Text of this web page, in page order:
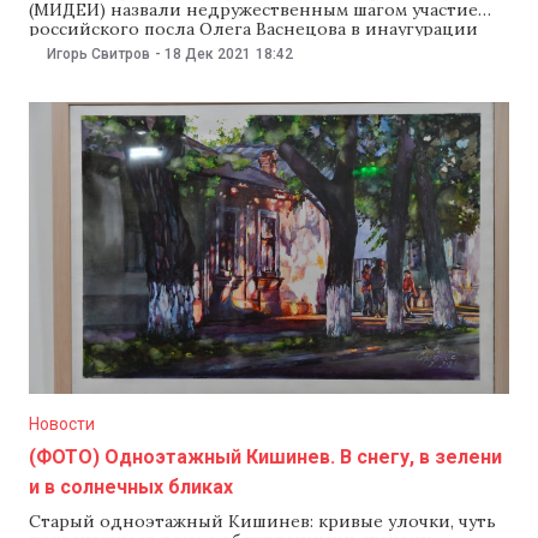
(МИДЕИ) назвали недружественным шагом участие
российского посла Олега Васнецова в инаугурации
главы Приднестровья Вадима Красносельского. В
МИДЕИ напомнили, что Кишинев считает выборы в
Конституции Молдовы. «Участие главы дипмиссии
Российской Федерации в подобных действиях
министерство рассматривает как недружественную
акцию», — говорится
Игорь Свитров - 18 Дек 2021 18:42
Новости
(ФОТО) Одноэтажный Кишинев. В снегу, в зелени
и в солнечных бликах
Старый одноэтажный Кишинев: кривые улочки, чуть